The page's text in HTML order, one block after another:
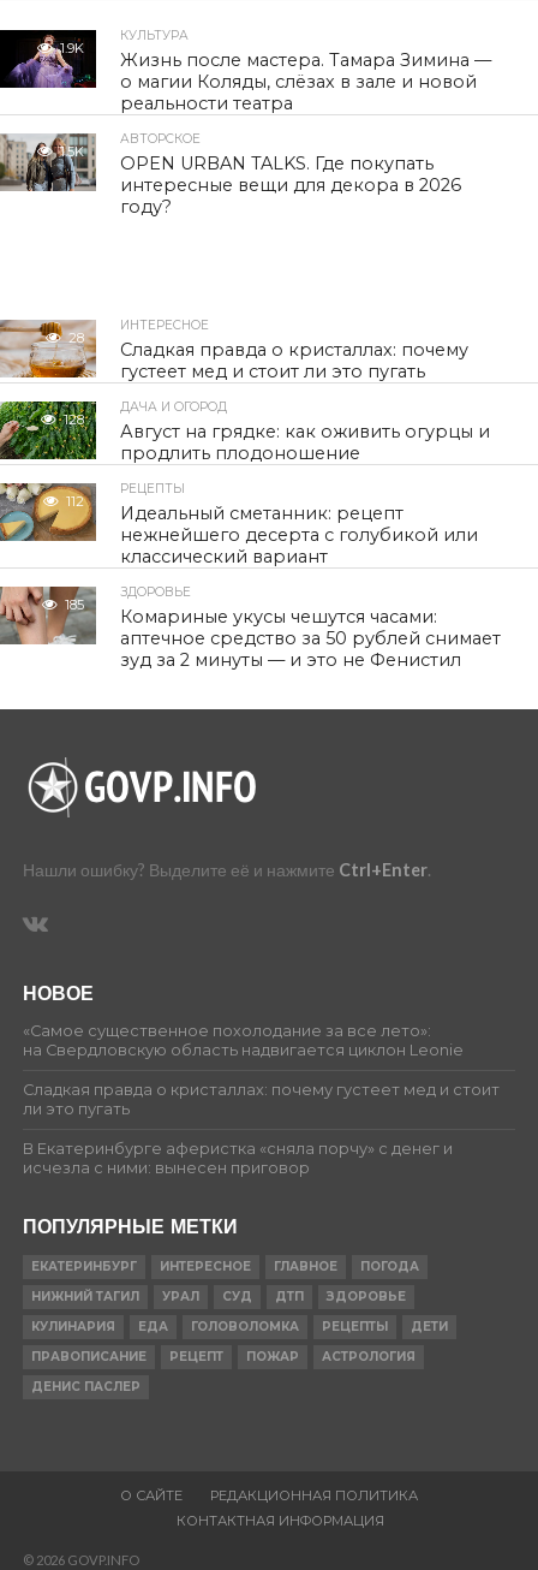
1.9K
КУЛЬТУРА
Жизнь после мастера. Тамара Зимина —
о магии Коляды, слёзах в зале и новой
реальности театра
1.5K
АВТОРСКОЕ
OPEN URBAN TALKS. Где покупать
интересные вещи для декора в 2026
году?
28
ИНТЕРЕСНОЕ
Сладкая правда о кристаллах: почему
густеет мед и стоит ли это пугать
128
ДАЧА И ОГОРОД
Август на грядке: как оживить огурцы и
продлить плодоношение
112
РЕЦЕПТЫ
Идеальный сметанник: рецепт
нежнейшего десерта с голубикой или
классический вариант
185
ЗДОРОВЬЕ
Комариные укусы чешутся часами:
аптечное средство за 50 рублей снимает
зуд за 2 минуты — и это не Фенистил
Нашли ошибку? Выделите её и нажмите Ctrl+Enter.
НОВОЕ
«Самое существенное похолодание за все лето»:
на Свердловскую область надвигается циклон Leonie
Сладкая правда о кристаллах: почему густеет мед и стоит
ли это пугать
В Екатеринбурге аферистка «сняла порчу» с денег и
исчезла с ними: вынесен приговор
ПОПУЛЯРНЫЕ МЕТКИ
ЕКАТЕРИНБУРГ ИНТЕРЕСНОЕ ГЛАВНОЕ
ПОГОДА
НИЖНИЙ ТАГИЛ
УРАЛ СУД ДТП
ЗДОРОВЬЕ
КУЛИНАРИЯ
ЕДА ГОЛОВОЛОМКА РЕЦЕПТЫ
ДЕТИ
ПРАВОПИСАНИЕ
РЕЦЕПТ ПОЖАР
АСТРОЛОГИЯ
ДЕНИС ПАСЛЕР
О САЙТЕ
РЕДАКЦИОННАЯ ПОЛИТИКА
КОНТАКТНАЯ ИНФОРМАЦИЯ
© 2026 GOVP.INFO